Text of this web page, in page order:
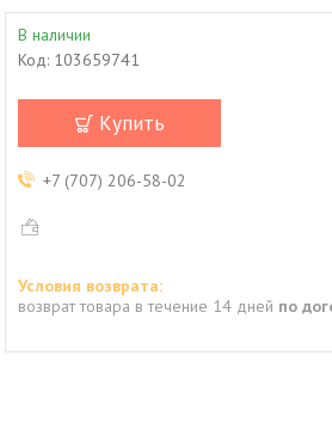
В наличии
Код: 103659741
Купить
+7 (707) 206-58-02
возврат товара в течение 14 дней по